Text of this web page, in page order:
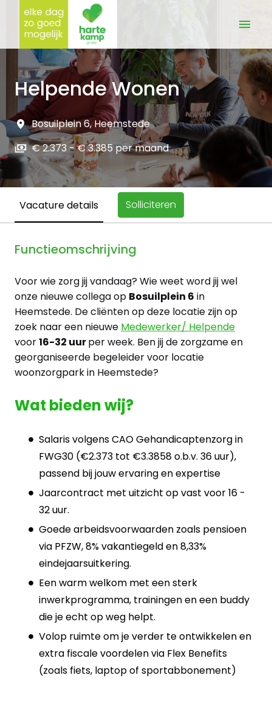
Overslaan
contentHomepagina
Helpende Wonen
Bosuilplein 6, Heemstede
€ 2.373 - € 3.385 per maand
Vacature details Solliciteren
Functieomschrijving
Voor wie zorg jij vandaag? Wie weet word jij wel
onze nieuwe collega op Bosuilplein 6 in
Heemstede. De cliënten op deze locatie zijn op
zoek naar een nieuwe Medewerker/ Helpende
voor16-32 uurper week. Ben jij de zorgzame en
georganiseerde begeleider voor locatie
woonzorgpark in Heemstede?
Wat bieden wij?
Salaris volgens CAO Gehandicaptenzorg in
FWG30 (€2.373 tot €3.3858 o.b.v. 36 uur),
passend bij jouw ervaring en expertise
Jaarcontract met uitzicht op vast voor 16 -
32 uur.
Goede arbeidsvoorwaarden zoals pensioen
via PFZW, 8% vakantiegeld en 8,33%
eindejaarsuitkering.
Een warm welkom met een sterk
inwerkprogramma, trainingen en een buddy
die je echt op weg helpt.
Volop ruimte om je verder te ontwikkelen en
extra fiscale voordelen via Flex Benefits
(zoals fiets, laptop of sportabbonement)